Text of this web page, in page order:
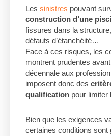
Les sinistres pouvant
construction d’une
fissures dans la
défauts d’étanchéité…
Face à ces risques, les
montrent prudentes
décennale aux
imposent donc des
qualification pour limiter
Bien que les exigences
certaines conditions sont